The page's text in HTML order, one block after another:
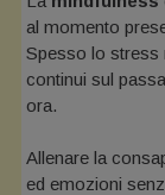
al momento
Spesso lo stress
continui sul
ora.
Allenare la
ed emozioni